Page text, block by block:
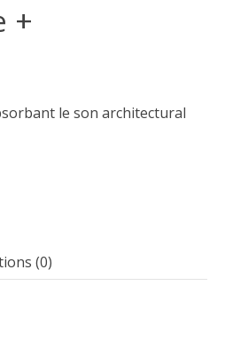
+
le son architectural
(0)